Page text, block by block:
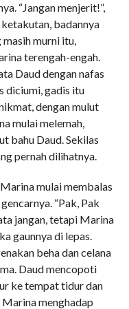
“Jangan menjerit!”,
badannya
murni itu,
terengah-engah.
Daud dengan nafas
diciumi, gadis itu
dengan mulut
mulai melemah,
bahu Daud. Sekilas
pernah dilihatnya.
mulai membalas
“Pak, Pak
jangan, tetapi Marina
gaunnya di lepas.
beha dan celana
Daud mencopoti
ke tempat tidur dan
menghadap